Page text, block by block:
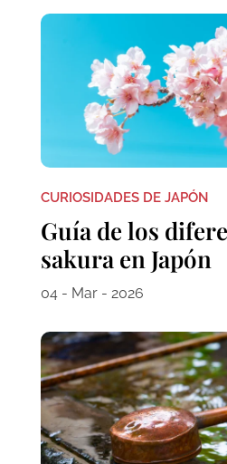
CURIOSIDADES DE JAPÓN
Guía de los
sakura en Japón
04 - Mar - 2026